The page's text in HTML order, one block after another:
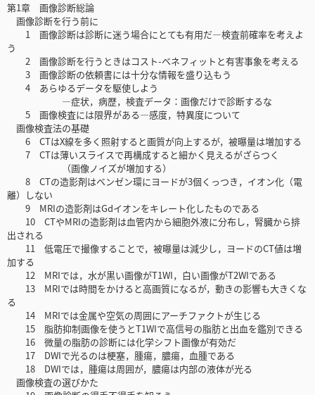
第1章 画像診断総論
画像診断を行う前に
1 画像診断は診断に迷う場合にとても有用だ―検査前確率を考えよ
う
2 画像診断を行うときはコスト-ベネフィットと有害事象を考える
3 画像診断の依頼書には十分な情報を盛り込もう
4 あらゆるデータを駆使しよう
―症状，病歴，検査データ：画像だけで診断するな
5 画像検査には限界がある―感度，特異度について
画像検査法の基礎
6 CTはX線を多く照射すると画質が向上するが，被曝量は増加する
7 CTは薄いスライスで再構成すると細かく見えるがざらつく
（画像ノイズが増加する）
8 CTの造影剤はベンゼン環にヨードが3個くっつき，イオン化（電
離）しない
9 MRIの造影剤はGdイオンをキレート化したものである
10 CTやMRIの造影剤は血管内から細胞外液に分布し，腎臓から排
出される
11 低電圧で撮像することで，被曝量は減少し，ヨードのCT値は増
加する
12 MRIでは，水が黒い画像がT1WI，白い画像がT2WIである
13 MRIでは時間をかけると高画質になるが，動きの影響も大きくな
る
14 MRIでは金属や空気の周囲にアーチファクトが生じる
15 脂肪抑制画像を使うとT1WIで高信号の脂肪と出血を鑑別できる
16 微量の脂肪の診断には化学シフト画像が有効だ
17 DWIで光るのは梗塞，腫瘍，膿瘍，血腫である
18 DWIでは，腫瘍は周囲が，膿瘍は内部の液体が光る
画像検査の選びかた